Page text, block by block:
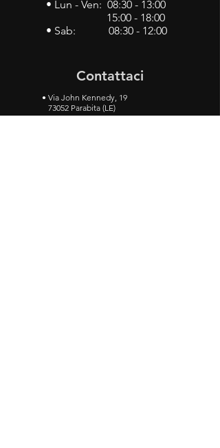
• Lun - Ven: 08:30 - 13:00
15:00 - 18:00
• Sab: 08:30 - 12:00
Contattaci
• Via John Kennedy, 19
73052 Parabita (LE)